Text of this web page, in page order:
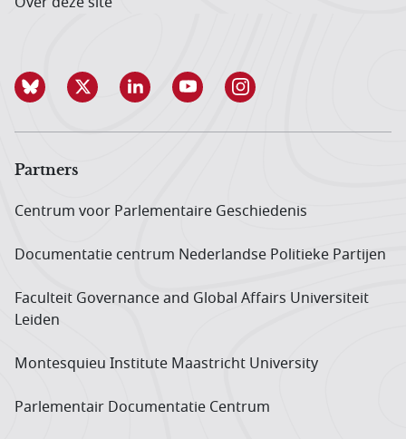
Partners
Centrum voor Parlementaire Geschiedenis
Documentatie centrum Neder­landse Politieke Partijen
Faculteit Governance and Global Affairs Universiteit
Leiden
Montesquieu Institute Maastricht University
Parlementair Documentatie Centrum